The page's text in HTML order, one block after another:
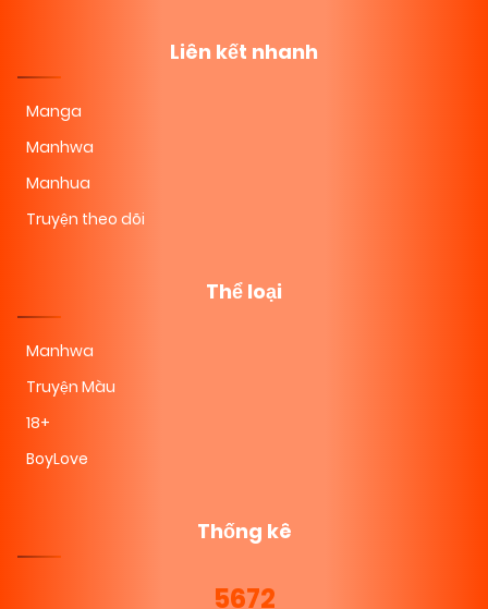
Liên kết nhanh
Manga
Manhwa
Manhua
Truyện theo dõi
Thể loại
Manhwa
Truyện Màu
18+
BoyLove
Thống kê
5672